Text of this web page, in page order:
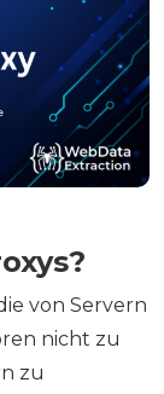
von Servern
nicht zu
zu